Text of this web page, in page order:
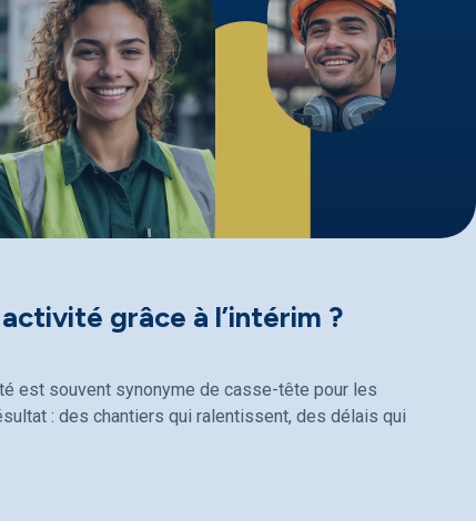
grâce à l’intérim ?
est souvent synonyme de casse-tête pour les
: des chantiers qui ralentissent, des délais qui